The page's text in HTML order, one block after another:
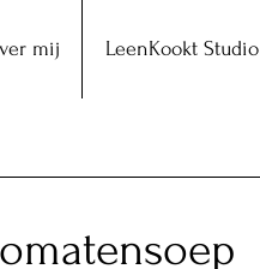
mij LeenKookt Studio